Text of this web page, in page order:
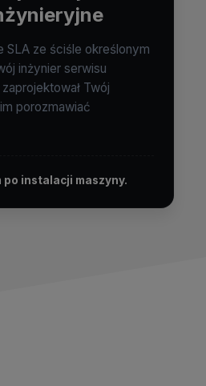
SLA ze ściśle określonym
inżynier serwisu
Twój
porozmawiać
po instalacji maszyny.